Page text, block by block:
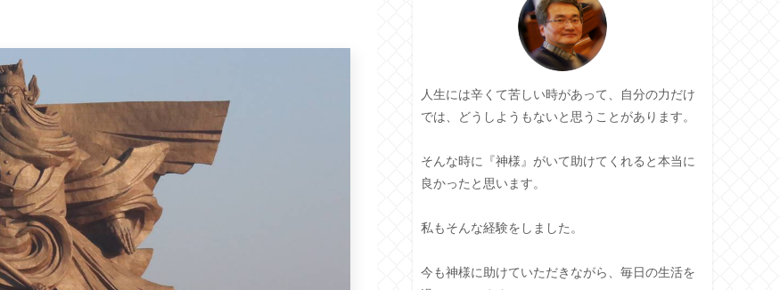
人生には辛くて苦しい時があって、自分の力だけ
では、どうしようもないと思うことがあります。
そんな時に『神様』がいて助けてくれると本当に
良かったと思います。
私もそんな経験をしました。
今も神様に助けていただきながら、毎日の生活を